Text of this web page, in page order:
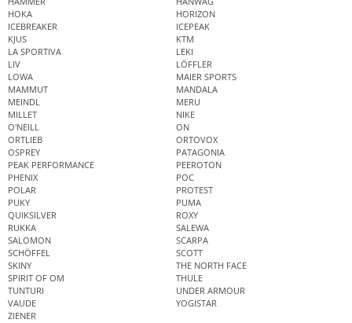
HOKA
HORIZON
ICEBREAKER
ICEPEAK
KJUS
KTM
LA SPORTIVA
LEKI
LIV
LÖFFLER
LOWA
MAIER SPORTS
MAMMUT
MANDALA
MEINDL
MERU
MILLET
NIKE
O'NEILL
ON
ORTLIEB
ORTOVOX
OSPREY
PATAGONIA
PEAK PERFORMANCE
PEEROTON
PHENIX
POC
POLAR
PROTEST
PUKY
PUMA
QUIKSILVER
ROXY
RUKKA
SALEWA
SALOMON
SCARPA
SCHÖFFEL
SCOTT
SKINY
THE NORTH FACE
SPIRIT OF OM
THULE
TUNTURI
UNDER ARMOUR
VAUDE
YOGISTAR
ZIENER